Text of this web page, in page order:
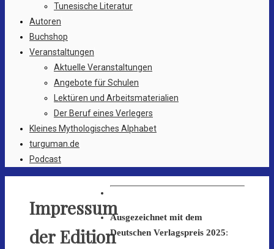
Tunesische Literatur
Autoren
Buchshop
Veranstaltungen
Aktuelle Veranstaltungen
Angebote für Schulen
Lektüren und Arbeitsmaterialien
Der Beruf eines Verlegers
Kleines Mythologisches Alphabet
turguman.de
Podcast
Impressum
der Edition
Ausgezeichnet mit dem
Deutschen Verlagspreis 2025: